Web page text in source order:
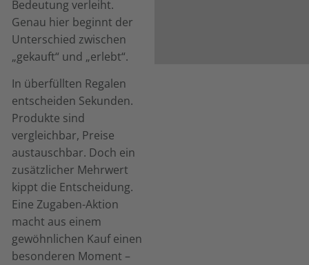
Bedeutung verleiht.
Genau hier beginnt der
Unterschied zwischen
„gekauft“ und „erlebt“.
In überfüllten Regalen
entscheiden Sekunden.
Produkte sind
vergleichbar, Preise
austauschbar. Doch ein
zusätzlicher Mehrwert
kippt die Entscheidung.
Eine Zugaben-Aktion
macht aus einem
gewöhnlichen Kauf einen
besonderen Moment –